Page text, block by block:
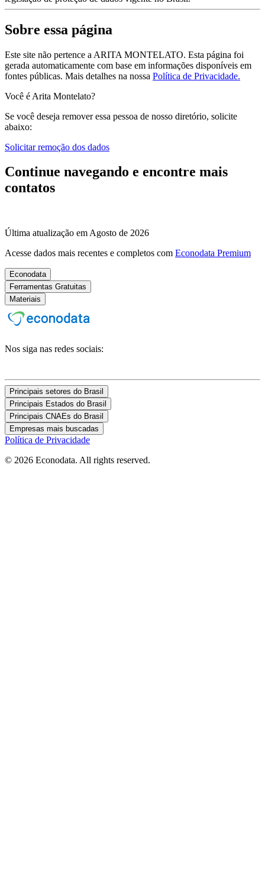
Sobre essa página
Este site não pertence a ARITA MONTELATO. Esta página foi
gerada automaticamente com base em informações disponíveis em
fontes públicas. Mais detalhes na nossa Política de Privacidade.
Você é Arita Montelato?
Se você deseja remover essa pessoa de nosso diretório, solicite
abaixo:
Solicitar remoção dos dados
Continue navegando e encontre mais
contatos
Última atualização em Agosto de 2026
Acesse dados mais recentes e completos com Econodata Premium
Econodata
Ferramentas Gratuitas
Materiais
Nos siga nas redes sociais:
Principais setores do Brasil
Principais Estados do Brasil
Principais CNAEs do Brasil
Empresas mais buscadas
Política de Privacidade
© 2026 Econodata. All rights reserved.